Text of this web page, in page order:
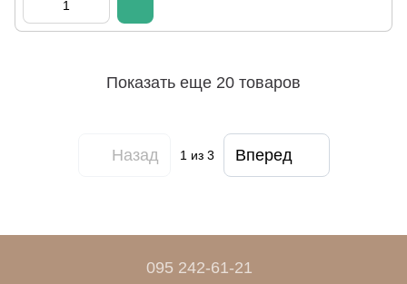
Показать еще 20 товаров
Назад 1 из 3 Вперед
095 242-61-21